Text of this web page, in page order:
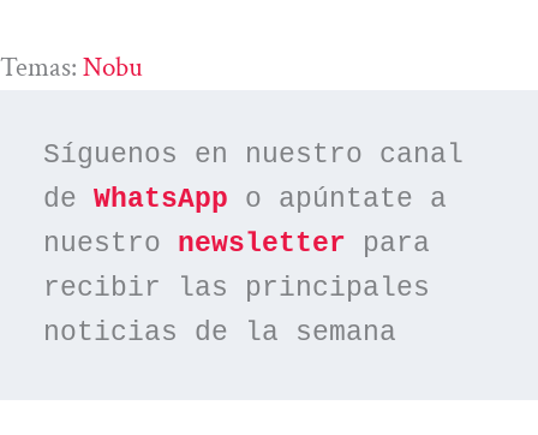
Temas: Nobu
Síguenos en nuestro canal
de WhatsApp o apúntate a
nuestro newsletter para
recibir las principales
noticias de la semana